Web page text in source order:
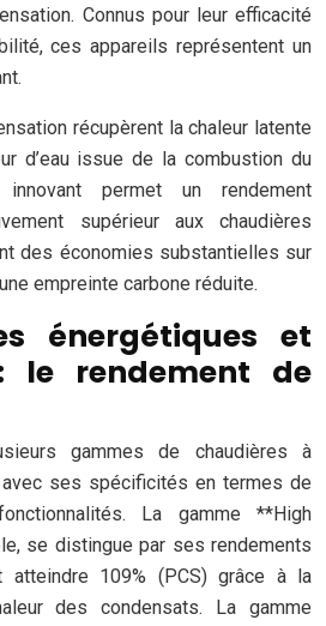
Connus pour leur efficacité
ces appareils représentent un
récupèrent la chaleur latente
d’eau issue de la combustion du
permet un rendement
supérieur aux chaudières
des économies substantielles sur
empreinte carbone réduite.
énergétiques et
le rendement de
gammes de chaudières à
avec ses spécificités en termes de
La gamme **High
se distingue par ses rendements
atteindre 109% (PCS) grâce à la
des condensats. La gamme